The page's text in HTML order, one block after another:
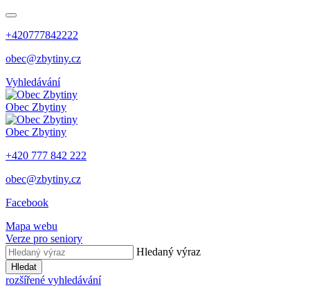
+420777842222
obec@zbytiny.cz
Vyhledávání
Obec Zbytiny
Obec Zbytiny
+420 777 842 222
obec@zbytiny.cz
Facebook
Mapa webu
Verze pro seniory
Hledaný výraz
Hledat
rozšířené vyhledávání